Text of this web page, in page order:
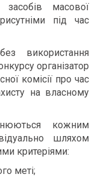
засобів масової
під час
використання
організатор
комісії про час
на власному
кожним
шляхом
критеріями:
меті;